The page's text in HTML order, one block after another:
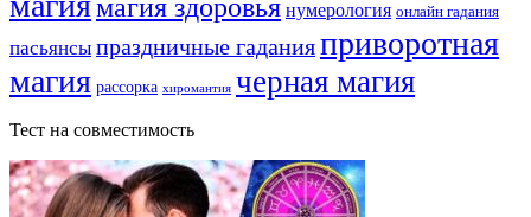
магия здоровья нумерология онлайн гадания
пасьянсы праздничные гаданияприворотная
магия рассорка хиромантия черная магия
Тест на совместимость